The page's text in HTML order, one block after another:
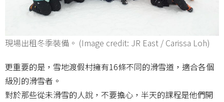
現場出租冬季裝備。 (Image credit: JR East / Carissa Loh)
更重要的是，雪地渡假村擁有16條不同的滑雪道，適合各個
級別的滑雪者。
對於那些從未滑雪的人說，不要擔心，半天的課程是他們開